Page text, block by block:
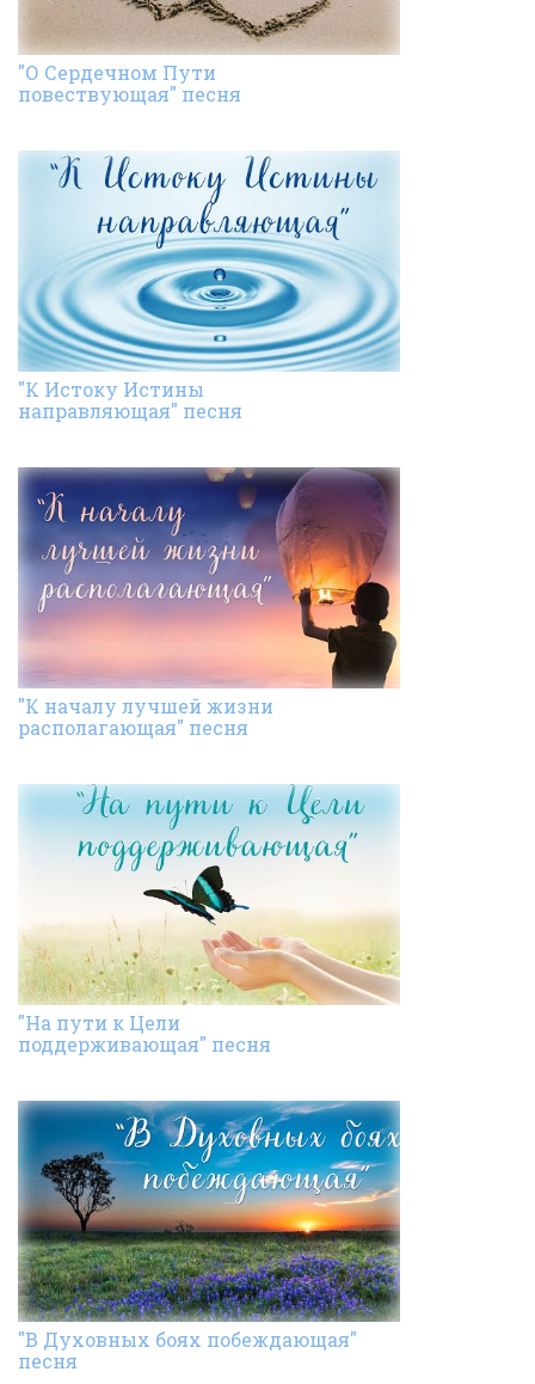
"О Сердечном Пути
повествующая" песня
"К Истоку Истины
направляющая" песня
"К началу лучшей жизни
располагающая" песня
"На пути к Цели
поддерживающая" песня
"В Духовных боях побеждающая"
песня